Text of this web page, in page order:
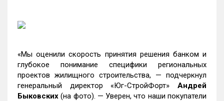
«Мы оценили скорость принятия решения банком и
глубокое понимание специфики региональных
проектов жилищного строительства, — подчеркнул
генеральный директор «Юг-СтройФорт» Андрей
Быковских(на фото). — Уверен, что наши покупатели